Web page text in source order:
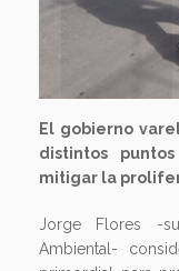
El gobierno
distintos
mitigar la
Jorge Flores -
Ambiental-